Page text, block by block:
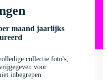
maand jaarlijks
collectie foto's,
voor
inbegrepen.